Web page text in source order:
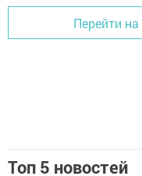
Перейти
Топ 5 новостей